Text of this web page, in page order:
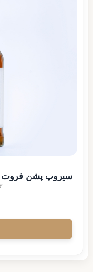
سیروپ پشن فروت